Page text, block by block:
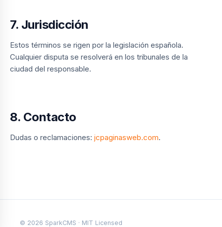
7. Jurisdicción
Estos términos se rigen por la legislación española.
Cualquier disputa se resolverá en los tribunales de la
ciudad del responsable.
8. Contacto
Dudas o reclamaciones: jcpaginasweb.com.
© 2026 SparkCMS · MIT Licensed